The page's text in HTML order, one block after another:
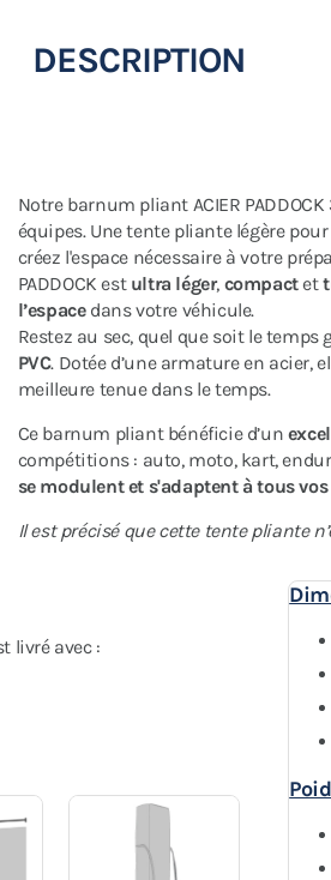
DESCRIPTION
Notre barnum pliant ACIER
équipes. Une tente pliante légère
créez l'espace nécessaire à votre
PADDOCK estultra léger, compactet
l’espacedans votre véhicule.
Restez au sec, quel que soit le temps
PVC. Dotée d’une armature en acier,
meilleure tenue dans le temps.
Ce barnum pliant bénéficie d’un
compétitions : auto, moto, kart,
se modulent et s'adaptent à tous
Il est précisé que cette tente pliante
livré avec :